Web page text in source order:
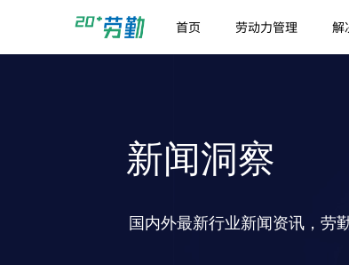
首页 劳动力管理 解
国内外最新行业新闻资讯，劳
新闻洞察